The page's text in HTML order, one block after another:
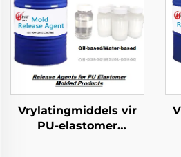
Vrylatingmiddels vir
PU-elastomer